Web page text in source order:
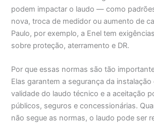
podem impactar o laudo — como
nova, troca de medidor ou aumento de
Paulo, por exemplo, a Enel tem
sobre proteção, aterramento e DR.
Por que essas normas são tão
Elas garantem a segurança da instalação
validade do laudo técnico e a aceitação
públicos, seguros e concessionárias.
não segue as normas, o laudo pode ser